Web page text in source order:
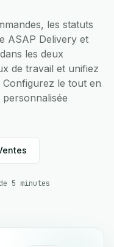
les statuts
ASAP Delivery et
les deux
de travail et unifiez
le tout en
5 minutes